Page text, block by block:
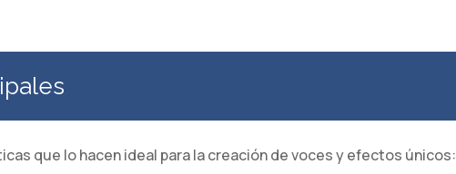
que lo hacen ideal para la creación de voces y efectos únicos: